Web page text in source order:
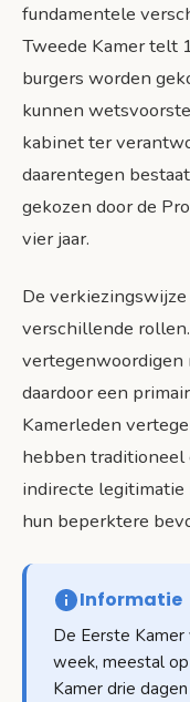
fundamentele
Tweede Kamer telt
burgers worden
kunnen
kabinet ter
daarentegen
gekozen door de
vier jaar.
De
verschillende
vertegenwoordigen
daardoor een
Kamerleden
hebben traditioneel
indirecte
hun beperktere
Informatie
De Eerste
week, meestal
Kamer drie